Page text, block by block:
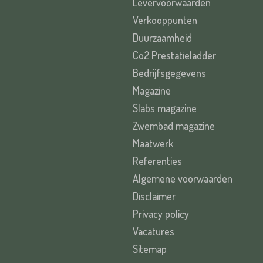
Verkooppunten
Duurzaamheid
Co2 Prestatieladder
Bedrijfsgegevens
Magazine
Slabs magazine
Zwembad magazine
Maatwerk
Referenties
Algemene voorwaarden
Disclaimer
Privacy policy
Vacatures
Sitemap